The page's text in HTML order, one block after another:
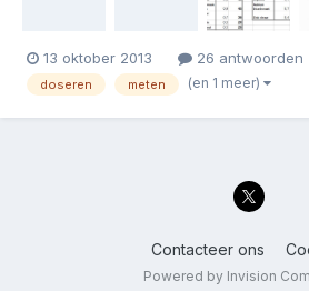
13 oktober 2013 26 antwoorden
doseren meten (en 1 meer)
Contacteer ons
Powered by Invision